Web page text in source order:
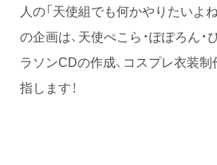
人の「天使組でも何かやりたいよ
の企画は、天使ぺこら・ぽぽろん
ラソンCDの作成、コスプレ衣装制
指します！